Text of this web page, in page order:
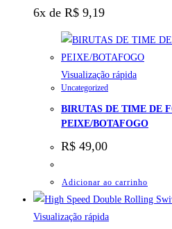
6x de R$ 9,19
Visualização rápida
Uncategorized
BIRUTAS DE TIME DE
PEIXE/BOTAFOGO
R$ 49,00
Adicionar ao carrinho
Visualização rápida